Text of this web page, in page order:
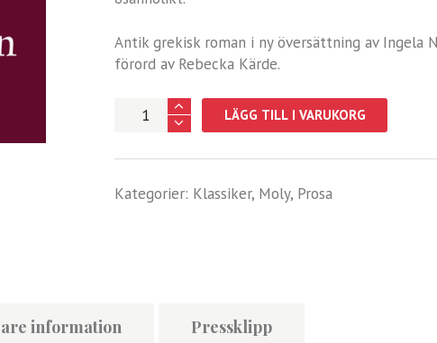
Antik grekisk roman i ny översättning av Ingela
förord av Rebecka Kärde.
Leukippe
LÄGG TILL I VARUKORG
Kategorier: Klassiker, Moly, Prosa
information Pressklipp